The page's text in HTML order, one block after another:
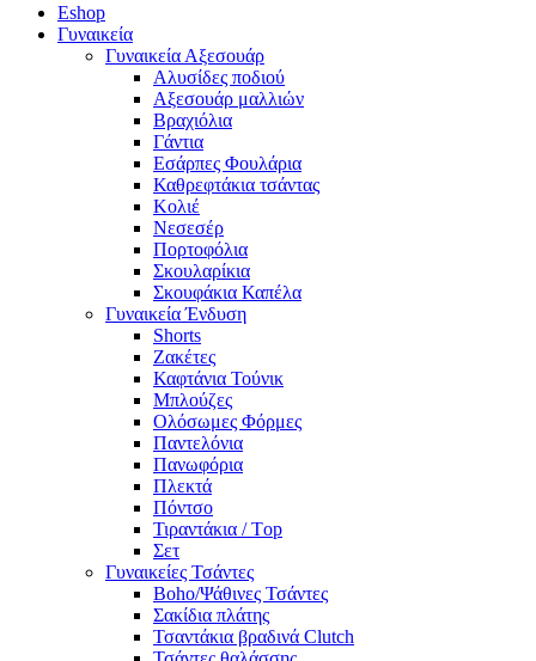
Eshop
Γυναικεία
Γυναικεία Αξεσουάρ
Αλυσίδες ποδιού
Αξεσουάρ μαλλιών
Βραχιόλια
Γάντια
Εσάρπες Φουλάρια
Καθρεφτάκια τσάντας
Κολιέ
Νεσεσέρ
Πορτοφόλια
Σκουλαρίκια
Σκουφάκια Καπέλα
Γυναικεία Ένδυση
Shorts
Ζακέτες
Καφτάνια Τούνικ
Μπλούζες
Ολόσωμες Φόρμες
Παντελόνια
Πανωφόρια
Πλεκτά
Πόντσο
Τιραντάκια / Τop
Σετ
Γυναικείες Τσάντες
Boho/Ψάθινες Τσάντες
Σακίδια πλάτης
Τσαντάκια βραδινά Clutch